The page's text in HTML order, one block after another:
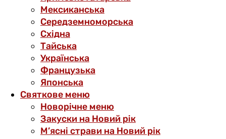
Мексиканська
Середземноморська
Східна
Тайська
Українська
Французька
Японська
Святкове меню
Новорічне меню
Закуски на Новий рік
М’ясні страви на Новий рік